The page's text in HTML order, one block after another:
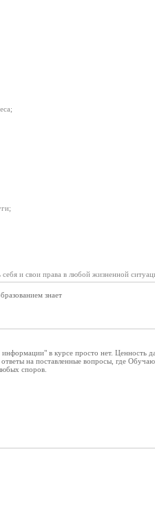
и свои права в любой жизненной
знает
в курсе просто нет. Ценность
на поставленные вопросы, где
споров.